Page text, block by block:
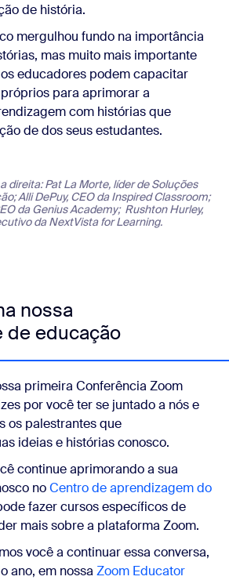
de história.
mergulhou fundo na importância
mas muito mais importante
educadores podem capacitar
para aprimorar a
com histórias que
de dos seus estudantes.
direita: Pat La Morte, líder de Soluções
Alli DePuy, CEO da Inspired Classroom;
da Genius Academy; Rushton Hurley,
da NextVista for Learning.
nossa
de educação
primeira Conferência Zoom
por você ter se juntado a nós e
os palestrantes que
ideias e histórias conosco.
continue aprimorando a sua
noCentro de aprendizagem do
fazer cursos específicos de
mais sobre a plataforma Zoom.
você a continuar essa conversa,
ano, em nossa Zoom Educator